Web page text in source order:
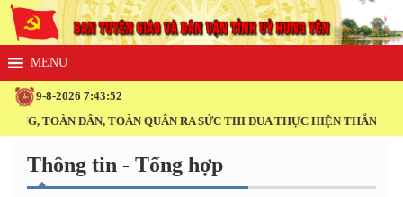
9-8-2026 7:43:53
DÂN, TOÀN QUÂN RA SỨC THI ĐUA THỰC HIỆN THẮNG LỢI
Thông tin - Tổng hợp